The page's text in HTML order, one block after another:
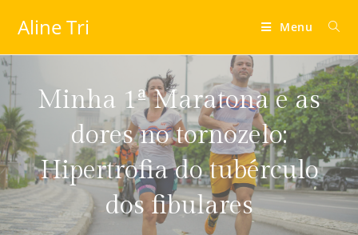
Aline Tri Menu
Minha 1ª Maratona e as
dores no tornozelo:
Hipertrofia do tubérculo
dos fibulares